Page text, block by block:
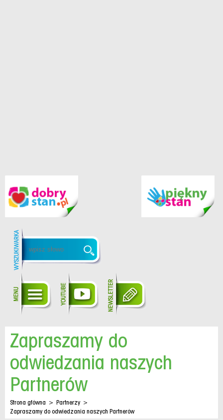
Zapraszamy do
odwiedzania naszych
Partnerów
Strona główna > Partnerzy >
Zapraszamy do odwiedzania naszych Partnerów